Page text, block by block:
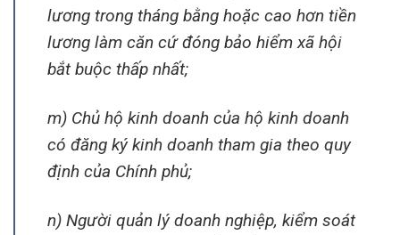
lương trong tháng bằng hoặc cao hơn tiền
lương làm căn cứ đóng bảo hiểm xã hội
bắt buộc thấp nhất;
m) Chủ hộ kinh doanh của hộ kinh doanh
có đăng ký kinh doanh tham gia theo quy
định của Chính phủ;
n) Người quản lý doanh nghiệp, kiểm soát